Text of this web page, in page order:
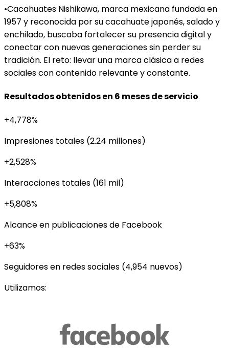
•Cacahuates Nishikawa, marca mexicana fundada en
1957 y reconocida por su cacahuate japonés, salado y
enchilado, buscaba fortalecer su presencia digital y
conectar con nuevas generaciones sin perder su
tradición. El reto: llevar una marca clásica a redes
sociales con contenido relevante y constante.
Resultados obtenidos en 6 meses de servicio
+4,778%
Impresiones totales (2.24 millones)
+2,528%
Interacciones totales (161 mil)
+5,808%
Alcance en publicaciones de Facebook
+63%
Seguidores en redes sociales (4,954 nuevos)
Utilizamos: